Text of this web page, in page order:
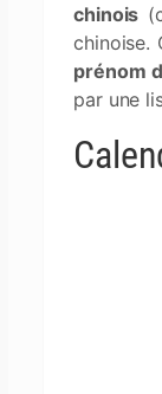
chinois
chinoise.
prénom
par une